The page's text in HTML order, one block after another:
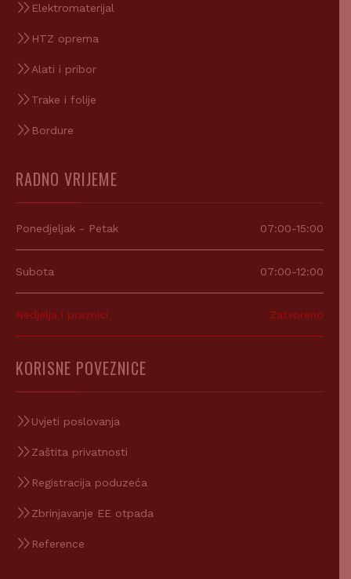
Elektromaterijal
HTZ oprema
Alati i pribor
Trake i folije
Bordure
RADNO VRIJEME
Ponedjeljak - Petak 07:00-15:00
Subota 07:00-12:00
Nedjelja i praznici Zatvoreno
KORISNE POVEZNICE
Uvjeti poslovanja
Zaštita privatnosti
Registracija poduzeća
Zbrinjavanje EE otpada
Reference